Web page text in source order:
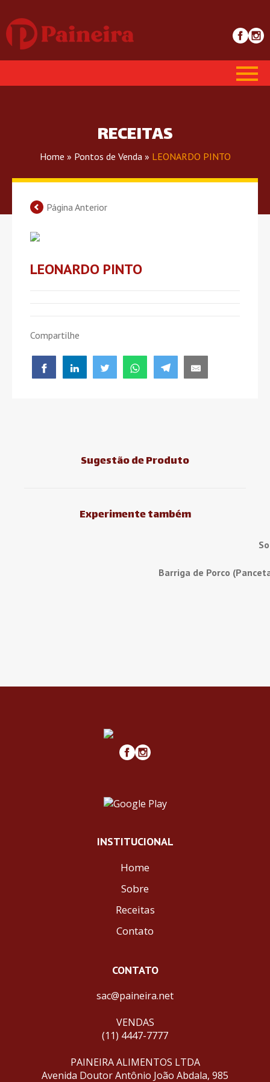
RECEITAS
Home » Pontos de Venda » LEONARDO PINTO
Página Anterior
LEONARDO PINTO
Compartilhe
Sugestão de Produto
Experimente também
Barriga de Porco
INSTITUCIONAL
Home
Sobre
Receitas
Contato
CONTATO
sac@paineira.net
VENDAS
(11) 4447-7777
PAINEIRA ALIMENTOS LTDA
Avenida Doutor Antônio João Abdala, 985